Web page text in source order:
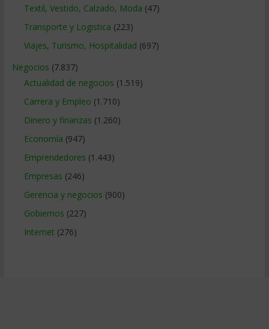
Textil, Vestido, Calzado, Moda (47)
Transporte y Logistica (223)
Viajes, Turismo, Hospitalidad (697)
Negocios (7.837)
Actualidad de negocios (1.519)
Carrera y Empleo (1.710)
Dinero y finanzas (1.260)
Economía (947)
Emprendedores (1.443)
Empresas (246)
Gerencia y negocios (900)
Gobiernos (227)
Internet (276)